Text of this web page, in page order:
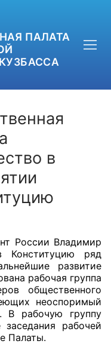
ПАЛАТА
40
в
России Владимир
Конституцию ряд
развитие
рабочая группа
общественного
неоспоримый
В рабочую группу
рабочей
Палаты.